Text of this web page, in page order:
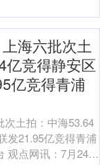
海六批次土
亿竞得静安区
亿竞得青浦
次土拍：中海53.64
发21.95亿竞得青浦
观点网讯：7月24